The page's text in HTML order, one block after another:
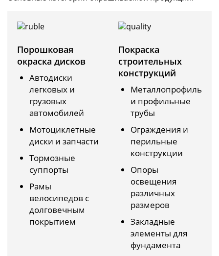
Порошковая
окраска дисков
Автодиски
легковых и
грузовых
автомобилей
Мотоциклетные
диски и запчасти
Тормозные
суппорты
Рамы
велосипедов с
долговечным
покрытием
Покраска
строительных
конструкций
Металлопрофиль
и профильные
трубы
Ограждения и
перильные
конструкции
Опоры
освещения
различных
размеров
Закладные
элементы для
фундамента